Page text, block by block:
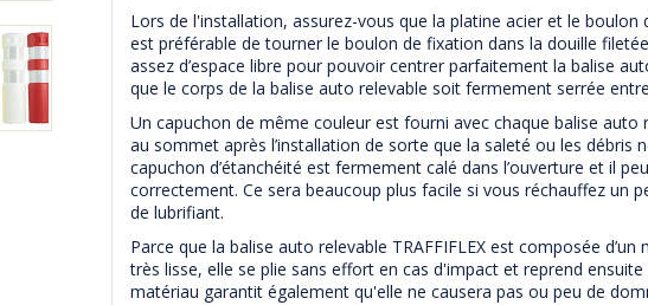
Lors de l'installation, assurez-vous que la platine acier et le
est préférable de tourner le boulon de fixation dans la douille
assez d’espace libre pour pouvoir centrer parfaitement la balise
que le corps de la balise auto relevable soit fermement serrée
Un capuchon de même couleur est fourni avec chaque balise auto
au sommet après l’installation de sorte que la saleté ou les débris
capuchon d’étanchéité est fermement calé dans l’ouverture et il
correctement. Ce sera beaucoup plus facile si vous réchauffez un
de lubrifiant.
Parce que la balise auto relevable TRAFFIFLEX est composée d’un
très lisse, elle se plie sans effort en cas d'impact et reprend
matériau garantit également qu'elle ne causera pas ou peu de